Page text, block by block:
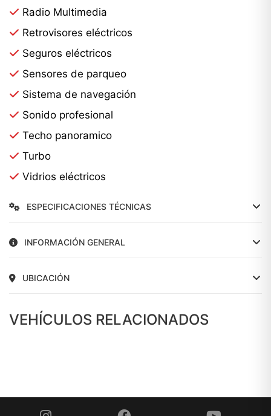
Radio Multimedia
Retrovisores eléctricos
Seguros eléctricos
Sensores de parqueo
Sistema de navegación
Sonido profesional
Techo panoramico
Turbo
Vidrios eléctricos
ESPECIFICACIONES TÉCNICAS
INFORMACIÓN GENERAL
UBICACIÓN
VEHÍCULOS RELACIONADOS